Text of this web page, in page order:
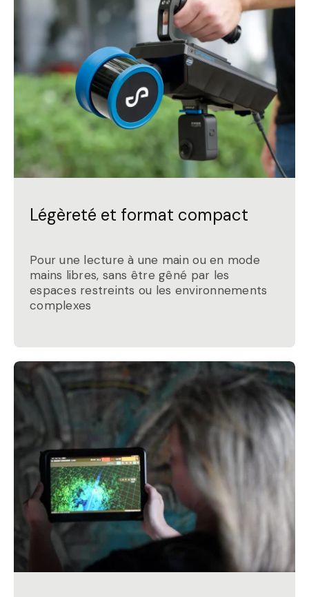
Légèreté et format compact
Pour une lecture à une main ou en mode
mains libres, sans être gêné par les
espaces restreints ou les environnements
complexes